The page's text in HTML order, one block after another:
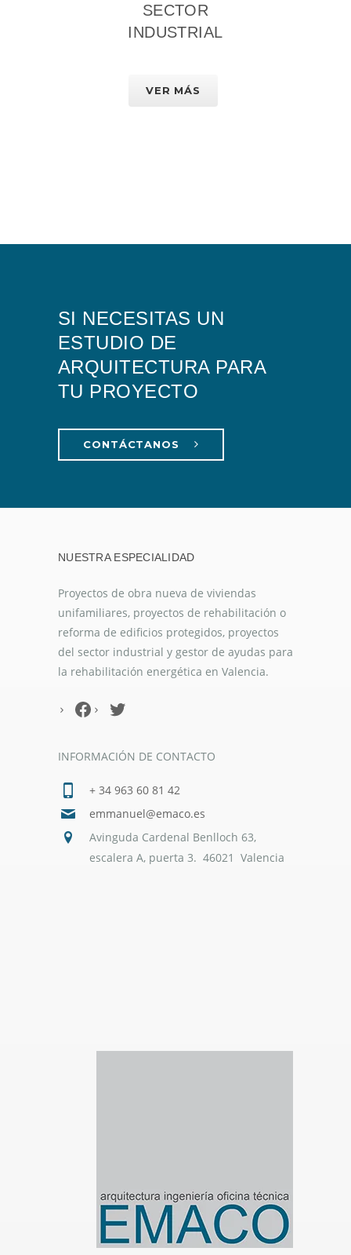
SECTOR
INDUSTRIAL
VER MÁS
SI NECESITAS UN
ESTUDIO DE
ARQUITECTURA PARA
TU PROYECTO
CONTÁCTANOS
NUESTRA ESPECIALIDAD
Proyectos de obra nueva de viviendas
unifamiliares, proyectos de rehabilitación o
reforma de edificios protegidos, proyectos
del sector industrial y gestor de ayudas para
la rehabilitación energética en Valencia.
Facebook
Twitter
INFORMACIÓN DE CONTACTO
+ 34 963 60 81 42
emmanuel@emaco.es
Avinguda Cardenal Benlloch 63,
escalera A, puerta 3. 46021 Valencia